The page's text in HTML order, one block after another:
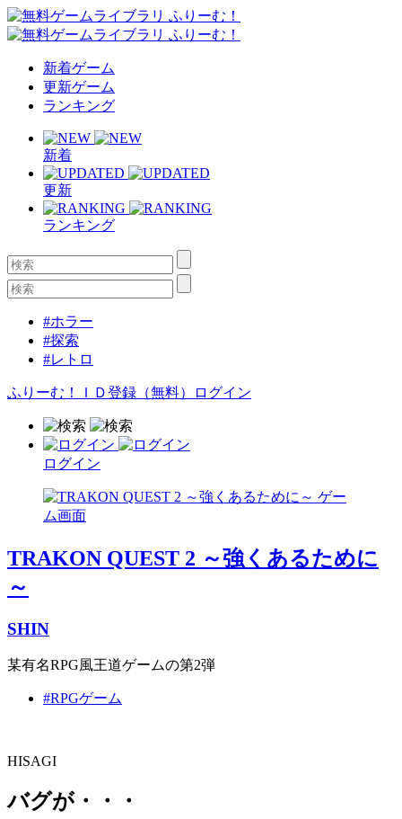
新着ゲーム
更新ゲーム
ランキング
新着
更新
ランキング
#ホラー
#探索
#レトロ
ふりーむ！ＩＤ登録（無料） ログイン
ログイン
TRAKON QUEST 2 ～強くあるために
～
SHIN
某有名RPG風王道ゲームの第2弾
#RPGゲーム
HISAGI
バグが・・・